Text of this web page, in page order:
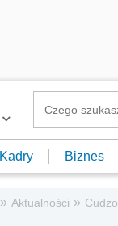
Kadry Biznes
» Aktualności »